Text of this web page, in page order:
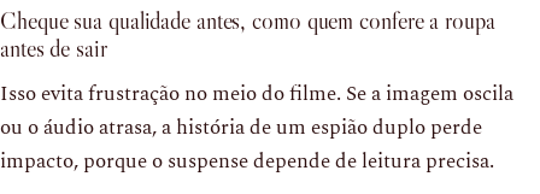
Cheque sua qualidade antes, como quem confere a roupa
antes de sair
Isso evita frustração no meio do filme. Se a imagem oscila
ou o áudio atrasa, a história de um espião duplo perde
impacto, porque o suspense depende de leitura precisa.